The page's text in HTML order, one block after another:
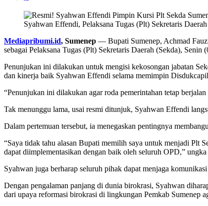
Syahwan Effendi, Pelaksana Tugas (Plt) Sekretaris
Mediapribumi.id, Sumenep — Bupati Sumenep, Achmad
sebagai Pelaksana Tugas (Plt) Sekretaris Daerah (Sekda), Senin
Penunjukan ini dilakukan untuk mengisi kekosongan jabatan
dan kinerja baik Syahwan Effendi selama memimpin
“Penunjukan ini dilakukan agar roda pemerintahan tetap
Tak menunggu lama, usai resmi ditunjuk, Syahwan Effendi
Dalam pertemuan tersebut, ia menegaskan pentingnya
“Saya tidak tahu alasan Bupati memilih saya untuk menjadi Plt
dapat diimplementasikan dengan baik oleh seluruh OPD,”
Syahwan juga berharap seluruh pihak dapat menjaga
Dengan pengalaman panjang di dunia birokrasi, Syahwan
dari upaya reformasi birokrasi di lingkungan Pemkab Sumenep